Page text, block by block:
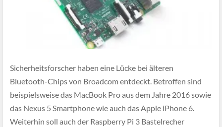
Sicherheitsforscher haben eine Lücke bei älteren
Bluetooth-Chips von Broadcom entdeckt. Betroffen sind
beispielsweise das MacBook Pro aus dem Jahre 2016 sowie
das Nexus 5 Smartphone wie auch das Apple iPhone 6.
Weiterhin soll auch der Raspberry Pi 3 Bastelrecher